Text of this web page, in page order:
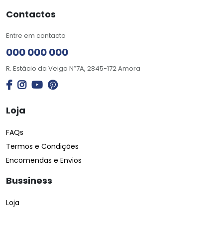
Contactos
Entre em contacto
000 000 000
R. Estácio da Veiga Nº7A, 2845-172 Amora
Loja
FAQs
Termos e Condições
Encomendas e Envios
Bussiness
Loja